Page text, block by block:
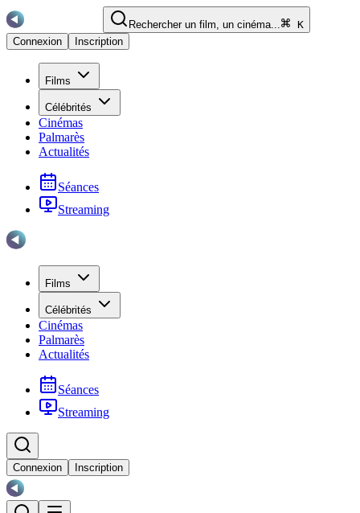
Rechercher un film, un cinéma...
K
Connexion
Inscription
Films
Célébrités
Cinémas
Palmarès
Actualités
Séances
Streaming
Films
Célébrités
Cinémas
Palmarès
Actualités
Séances
Streaming
Connexion Inscription